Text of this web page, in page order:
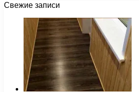
Свежие записи